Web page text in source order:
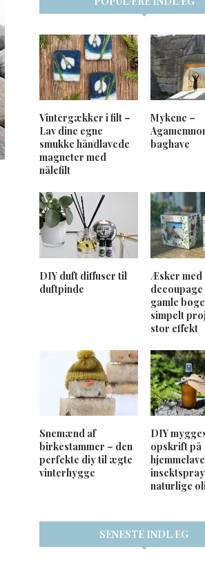
Vintergækker i filt –
Lav dine egne
smukke håndlavede
magneter med
nålefilt
Mykene –
baghave
DIY duft diffuser til
duftpinde
Æsker med
gamle
simpelt
stor effekt
Snemænd af
birkestammer – den
perfekte diy til ægte
vinterhygge
DIY
opskrift på
naturlige
SENESTE INDLÆG